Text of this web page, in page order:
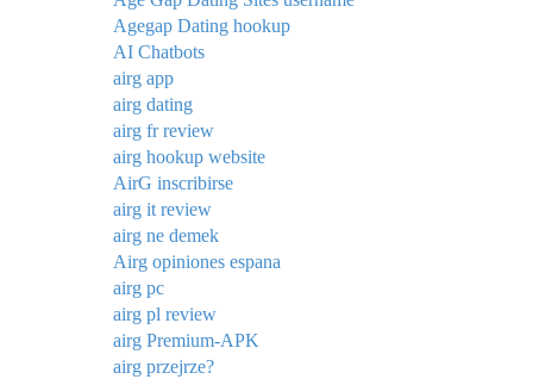
Agegap Dating hookup
AI Chatbots
airg app
airg dating
airg fr review
airg hookup website
AirG inscribirse
airg it review
airg ne demek
Airg opiniones espana
airg pc
airg pl review
airg Premium-APK
airg przejrze?